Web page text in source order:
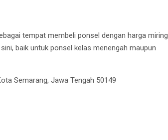
tempat membeli ponsel dengan harga miring
baik untuk ponsel kelas menengah maupun
Semarang, Jawa Tengah 50149